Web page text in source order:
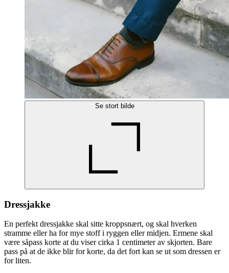
Se stort bilde
Dressjakke
En perfekt dressjakke skal sitte kroppsnært, og skal hverken
stramme eller ha for mye stoff i ryggen eller midjen. Ermene skal
være såpass korte at du viser cirka 1 centimeter av skjorten. Bare
pass på at de ikke blir for korte, da det fort kan se ut som dressen er
for liten.